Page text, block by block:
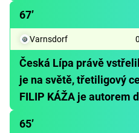
67’
Varnsdorf 0
Česká Lípa právě
je na světě, třetiligový
FILIP KÁŽA je autorem
65’